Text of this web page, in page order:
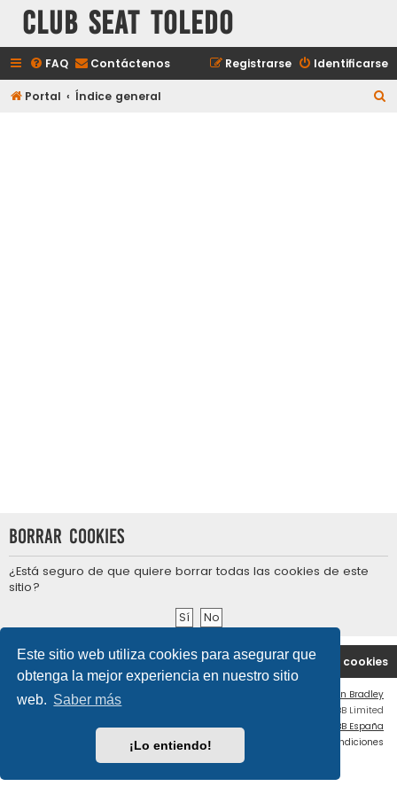
Este sitio web utiliza cookies para asegurar que
obtenga la mejor experiencia en nuestro sitio
web. Saber más
¡Lo entiendo!
Club Seat Toledo
FAQ Contáctenos Identificarse
Registrarse
Portal Índice general
Borrar cookies
¿Está seguro de que quiere borrar todas las cookies de este
sitio?
Portal Índice general Borrar cookies
Contáctenos
Ian Bradley
Desarrollado por
® Forum Software © phpBB Limited
Traducción al español por
phpBB España
Condiciones